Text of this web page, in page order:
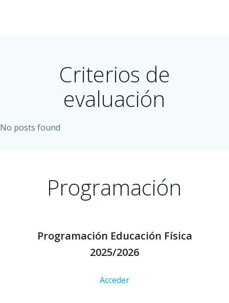
Criterios de
evaluación
No posts found
Programación
Programación Educación Física
2025/2026
Acceder